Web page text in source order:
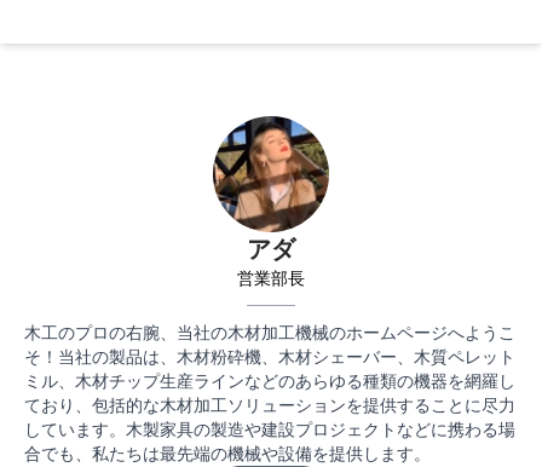
アダ
営業部長
木工のプロの右腕、当社の木材加工機械のホームページへようこ
そ！当社の製品は、木材粉砕機、木材シェーバー、木質ペレット
ミル、木材チップ生産ラインなどのあらゆる種類の機器を網羅し
ており、包括的な木材加工ソリューションを提供することに尽力
しています。木製家具の製造や建設プロジェクトなどに携わる場
合でも、私たちは最先端の機械や設備を提供します。